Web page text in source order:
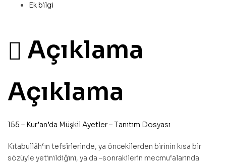
Ek bilgi
Açıklama
Açıklama
155 – Kur’an’da Müşkil Ayetler – Tanıtım Dosyası
Kitabullâh‘ın tefsîrlerinde, ya öncekilerden birinin kısa bir
sözüyle yetinildiğini, ya da –sonrakilerin mecmu‘alarında